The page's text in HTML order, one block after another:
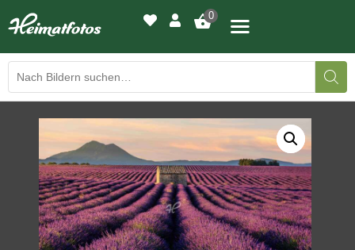
0
BILDERGALERIE
DRUCKQUALITÄTEN
LED-LEUCHTBILDER
WIR DRUCKEN IHR BILD